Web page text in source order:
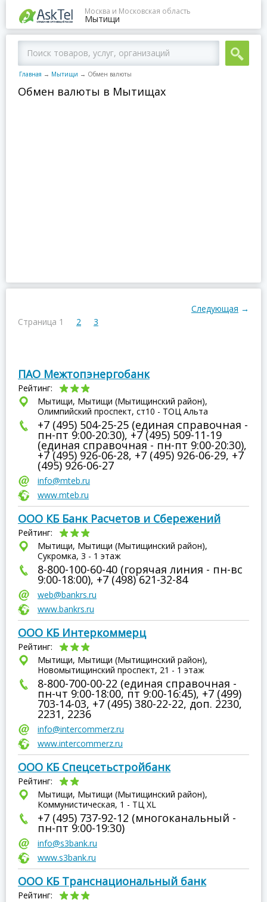
Москва и Московская область
Мытищи
Главная → Мытищи → Обмен валюты
Обмен валюты в Мытищах
Следующая →
Страница 1
2 3
ПАО Межтопэнергобанк
Рейтинг:
Мытищи, Мытищи (Мытищинский район),
Олимпийский проспект, ст10 - ТОЦ Альта
+7 (495) 504-25-25 (единая справочная -
пн-пт 9:00-20:30), +7 (495) 509-11-19
(единая справочная - пн-пт 9:00-20:30),
+7 (495) 926-06-28, +7 (495) 926-06-29, +7
(495) 926-06-27
info@mteb.ru
www.mteb.ru
ООО КБ Банк Расчетов и Сбережений
Рейтинг:
Мытищи, Мытищи (Мытищинский район),
Сукромка, 3 - 1 этаж
8-800-100-60-40 (горячая линия - пн-вс
9:00-18:00), +7 (498) 621-32-84
web@bankrs.ru
www.bankrs.ru
ООО КБ Интеркоммерц
Рейтинг:
Мытищи, Мытищи (Мытищинский район),
Новомытищинский проспект, 21 - 1 этаж
8-800-700-00-22 (единая справочная -
пн-чт 9:00-18:00, пт 9:00-16:45), +7 (499)
703-14-03, +7 (495) 380-22-22, доп. 2230,
2231, 2236
info@intercommerz.ru
www.intercommerz.ru
ООО КБ Спецсетьстройбанк
Рейтинг:
Мытищи, Мытищи (Мытищинский район),
Коммунистическая, 1 - ТЦ XL
+7 (495) 737-92-12 (многоканальный -
пн-пт 9:00-19:30)
info@s3bank.ru
www.s3bank.ru
ООО КБ Транснациональный банк
Рейтинг: